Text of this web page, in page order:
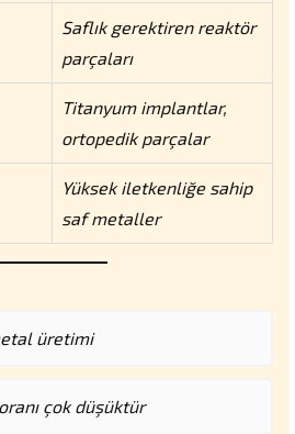
Saflık gerektiren reaktör
parçaları
Titanyum implantlar,
ortopedik parçalar
Yüksek iletkenliğe sahip
saf metaller
üretimi
çok düşüktür